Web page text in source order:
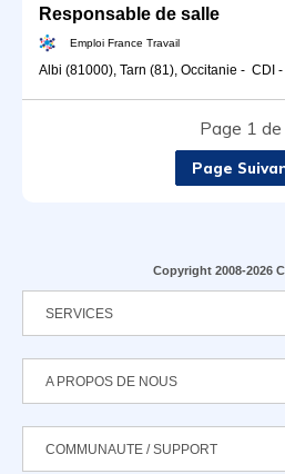
Responsable de salle
Emploi France Travail
Albi (81000), Tarn (81), Occitanie - CDI -
Page 1
Page
Copyright 2008-2026
SERVICES
A PROPOS DE NOUS
COMMUNAUTE / SUPPORT